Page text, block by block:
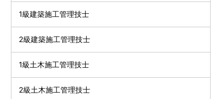
1級建築施工管理技士
2級建築施工管理技士
1級土木施工管理技士
2級土木施工管理技士